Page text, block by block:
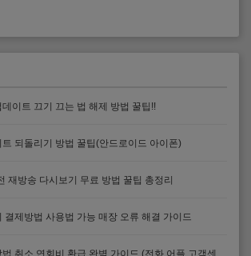
이트 끄기 끄는 법 해제 방법 꿀팁!!
되돌리기 방법 꿀팁(안드로이드 아이폰)
재방송 다시보기 무료 방법 꿀팁 총정리
결제방법 사용법 가능 매장 오류 해결 가이드
취소 연회비 환급 완벽 가이드 (전화 어플 고객센